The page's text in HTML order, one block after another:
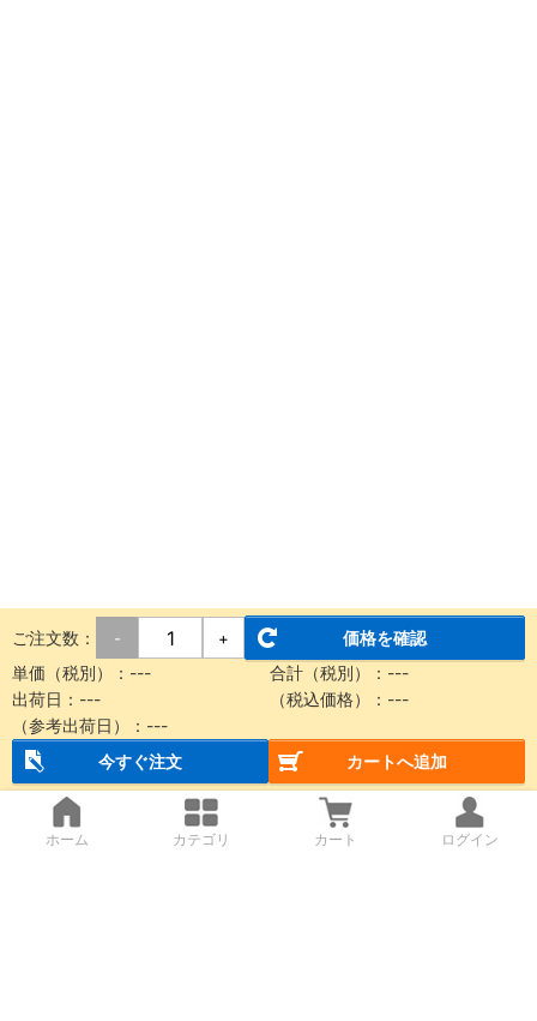
ご注文数： - +
価格を確認
単価（税別）： --- 合計（税別）： ---
出荷日： --- （税込価格）： ---
（参考出荷日）： ---
今すぐ注文
カートへ追加
ホーム カテゴリ カート ログイン